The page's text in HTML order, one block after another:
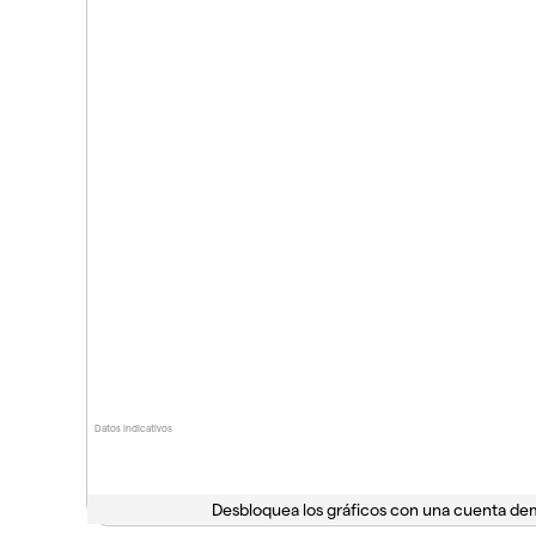
Datos indicativos
Desbloquea los gráficos con una cuenta